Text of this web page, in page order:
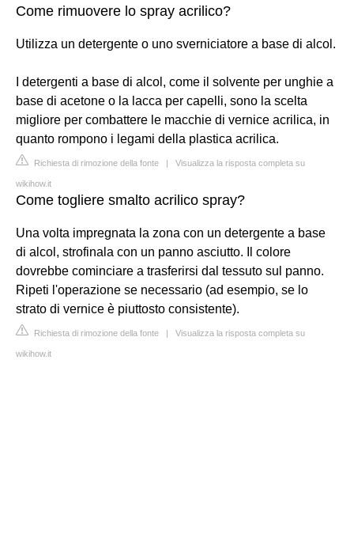
Come rimuovere lo spray acrilico?
Utilizza un detergente o uno sverniciatore a base di alcol.
I detergenti a base di alcol, come il solvente per unghie a
base di acetone o la lacca per capelli, sono la scelta
migliore per combattere le macchie di vernice acrilica, in
quanto rompono i legami della plastica acrilica.
Richiesta di rimozione della fonte | Visualizza la risposta completa su
wikihow.it
Come togliere smalto acrilico spray?
Una volta impregnata la zona con un detergente a base
di alcol, strofinala con un panno asciutto. Il colore
dovrebbe cominciare a trasferirsi dal tessuto sul panno.
Ripeti l'operazione se necessario (ad esempio, se lo
strato di vernice è piuttosto consistente).
Richiesta di rimozione della fonte | Visualizza la risposta completa su
wikihow.it